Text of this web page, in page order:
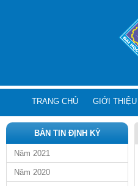
TRANG CHỦ GIỚI THIỆU
BẢN TIN ĐỊNH KỲ
Năm 2021
Năm 2020